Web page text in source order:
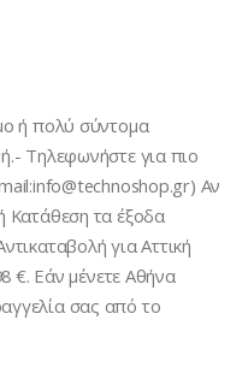
ή πολύ σύντομα
Τηλεφωνήστε για πιο
Αν
Κατάθεση τα έξοδα
για Αττική
€. Εάν μένετε Αθήνα
σας από το